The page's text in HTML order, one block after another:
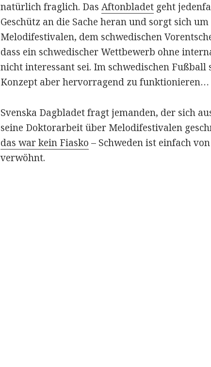
natürlich fraglich. DasAftonbladet geht
Geschütz an die Sache heran und sorgt sich
Melodifestivalen, dem schwedischen
dass ein schwedischer Wettbewerb ohne
nicht interessant sei. Im schwedischen Fußball
Konzept aber hervorragend zu funktionieren…
Svenska Dagbladet fragt jemanden, der sich
seine Doktorarbeit über Melodifestivalen
das war kein Fiasko – Schweden ist einfach
verwöhnt.